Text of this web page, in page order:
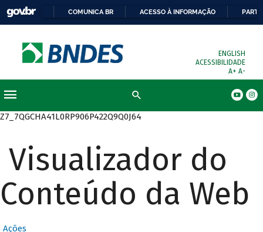
COMUNICA BR ACESSO À INFORMAÇÃO
ENGLISH
ACESSIBILIDADE
A+ A-
Z7_7QGCHA41L0RP906P422Q9Q0J64
Visualizador do
Conteúdo da Web
Ações